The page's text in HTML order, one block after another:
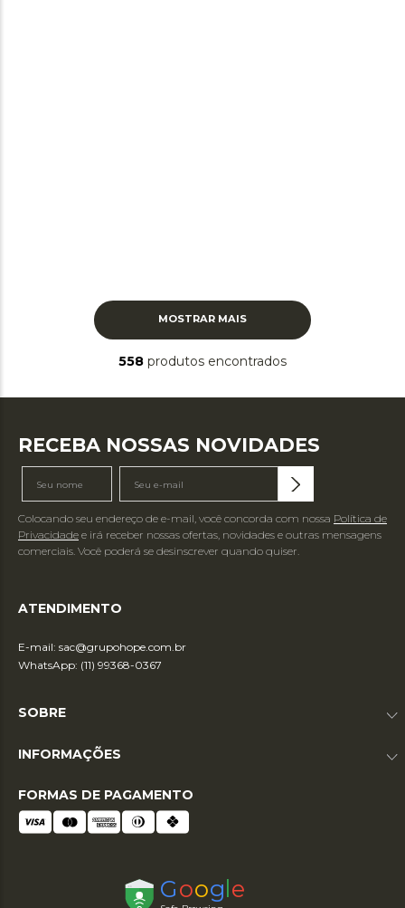
MOSTRAR MAIS
558 produtos
RECEBA NOSSAS NOVIDADES
Colocando seu endereço de e-mail, você concorda com nossa Política de
Privacidade e irá receber nossas ofertas, novidades e outras mensagens
comerciais. Você poderá se desinscrever quando quiser.
ATENDIMENTO
E-mail: sac@grupohope.com.br
WhatsApp: (11) 99368-0367
SOBRE
INFORMAÇÕES
FORMAS DE PAGAMENTO